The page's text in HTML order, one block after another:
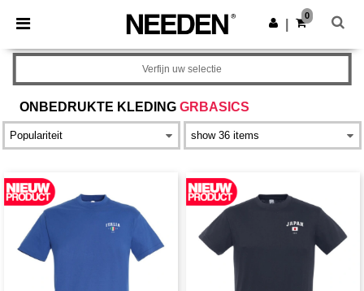
× Needen-app
Betere prijzen in de app!
Download app
0
ONBEDRUKTE KLEDING GRBASICS
Verfijn uw selectie